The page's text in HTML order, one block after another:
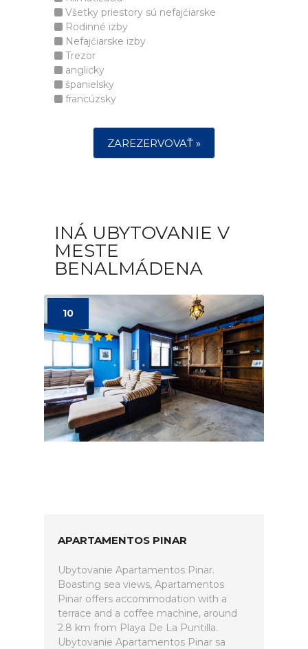
Všetky priestory sú nefajčiarske
Rodinné izby
Nefajčiarske izby
Trezor
anglicky
španielsky
francúzsky
ZAREZERVOVAŤ »
INÁ UBYTOVANIE V
MESTE
BENALMÁDENA
10
APARTAMENTOS PINAR
Ubytovanie Apartamentos Pinar.
Boasting sea views, Apartamentos
Pinar offers accommodation with a
terrace and a coffee machine, around
2.8 km from Playa De La Puntilla.
Ubytovanie Apartamentos Pinar sa